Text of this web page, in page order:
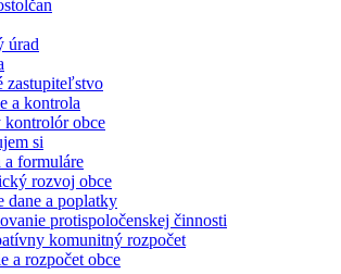
úrad
zastupiteľstvo
a kontrola
obce
si
a formuláre
rozvoj obce
dane a poplatky
protispoločenskej činnosti
komunitný rozpočet
a rozpočet obce